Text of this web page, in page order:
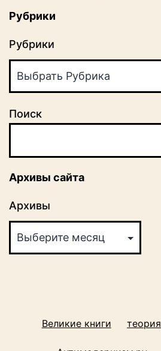
Рубрики
Рубрики
Поиск
Архивы сайта
Архивы
Великие книги теория